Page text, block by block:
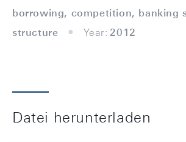
borrowing, competition, banking
structure
Year: 2012
Datei herunterladen